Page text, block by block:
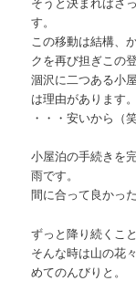
す。
この移動は結構、
クを再び担ぎこの
涸沢に二つある小
は理由があります。
・・・安いから（笑
小屋泊の手続きを
雨です。
間に合って良かっ
ずっと降り続くこ
そんな時は山の花
めてのんびりと。